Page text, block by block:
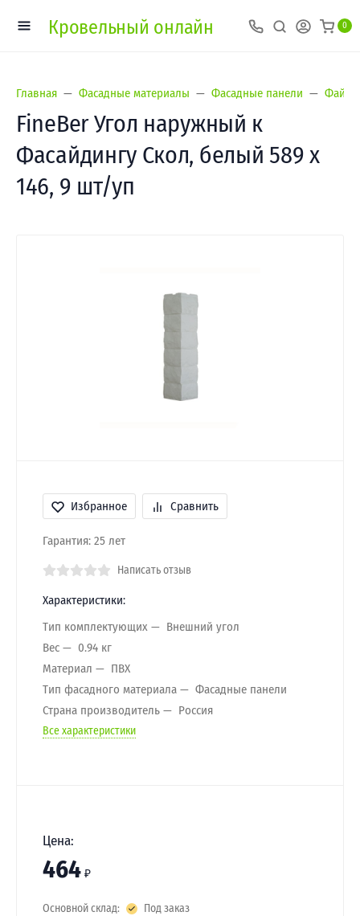
Кровельный онлайн 0
Главная Фасадные материалы Фасадные панели
FineBer Угол наружный к
Фасайдингу Скол, белый 589 х
146, 9 шт/уп
Избранное Сравнить
Гарантия: 25 лет
Написать отзыв
Характеристики:
Тип комплектующих
Внешний угол
Вес
0.94 кг
Материал
ПВХ
Тип фасадного материала
Фасадные панели
Страна производитель
Россия
Все характеристики
Цена:
464 ₽
Основной склад: Под заказ